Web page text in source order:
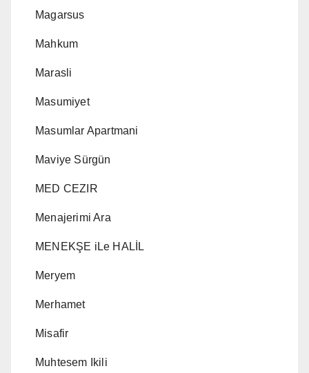
Magarsus
Mahkum
Marasli
Masumiyet
Masumlar Apartmani
Maviye Sürgün
MED CEZIR
Menajerimi Ara
MENEKŞE iLe HALİL
Meryem
Merhamet
Misafir
Muhtesem Ikili